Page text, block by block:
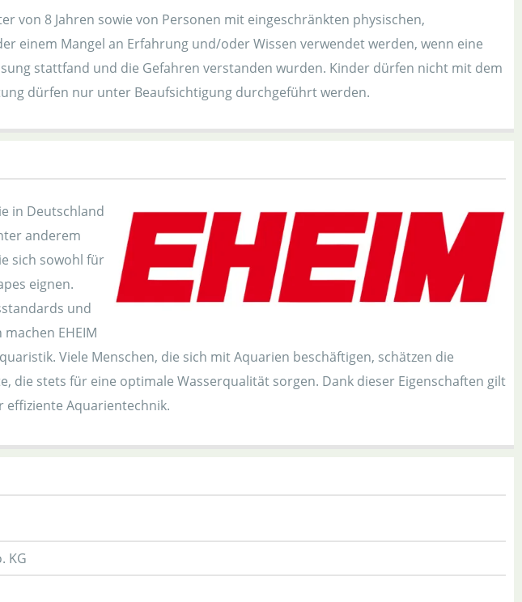
von 8 Jahren sowie von Personen mit eingeschränkten physischen,
einem Mangel an Erfahrung und/oder Wissen verwendet werden, wenn eine
stattfand und die Gefahren verstanden wurden. Kinder dürfen nicht mit dem
dürfen nur unter Beaufsichtigung durchgeführt werden.
in Deutschland
anderem
sich sowohl für
eignen.
und
EHEIM
Viele Menschen, die sich mit Aquarien beschäftigen, schätzen die
die stets für eine optimale Wasserqualität sorgen. Dank dieser Eigenschaften gilt
effiziente Aquarientechnik.
KG